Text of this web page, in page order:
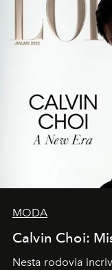
MODA
Calvin Choi:
Nesta rodovia